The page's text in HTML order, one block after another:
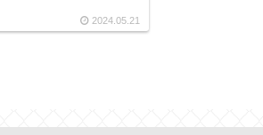
2024.05.21